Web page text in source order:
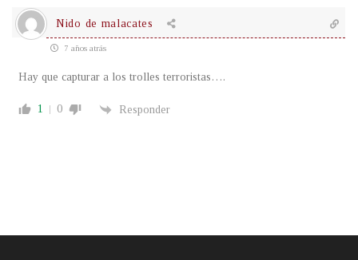
Nido de malacates
7 años atrás
Hay que capturar a los trolles terroristas….
1 0 Responder